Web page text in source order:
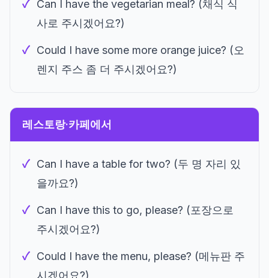
Can I have the vegetarian meal? (채식 식
사로 주시겠어요?)
Could I have some more orange juice? (오
렌지 주스 좀 더 주시겠어요?)
레스토랑·카페에서
Can I have a table for two? (두 명 자리 있
을까요?)
Can I have this to go, please? (포장으로
주시겠어요?)
Could I have the menu, please? (메뉴판 주
시겠어요?)